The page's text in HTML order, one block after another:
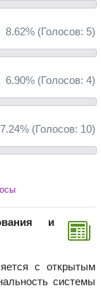
8.62% (Голосов: 5)
6.90% (Голосов: 4)
(Голосов: 10)
и
с открытым
системы